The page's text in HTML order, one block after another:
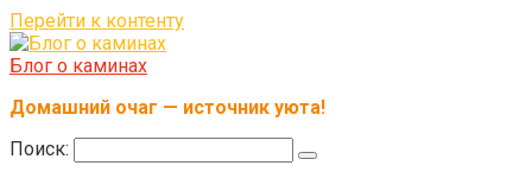
Перейти к контенту
Блог о каминах
Домашний очаг — источник уюта!
Поиск: